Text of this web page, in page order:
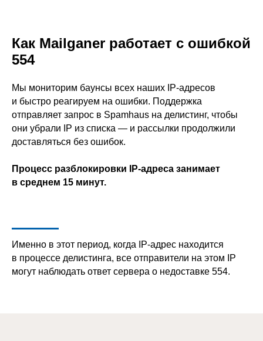
Как Mailganer работает с ошибкой
554
Мы мониторим баунсы всех наших IP-адресов
и быстро реагируем на ошибки. Поддержка
отправляет запрос в Spamhaus на делистинг, чтобы
они убрали IP из списка — и рассылки продолжили
доставляться без ошибок.
Процесс разблокировки IP-адреса занимает
в среднем 15 минут.
Именно в этот период, когда IP-адрес находится
в процессе делистинга, все отправители на этом IP
могут наблюдать ответ сервера о недоставке 554.